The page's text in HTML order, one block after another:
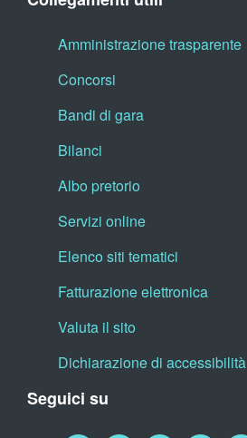
Amministrazione trasparente
Concorsi
Bandi di gara
Bilanci
Albo pretorio
Servizi online
Elenco siti tematici
Fatturazione elettronica
Valuta il sito
Dichiarazione di accessibilità
Seguici su